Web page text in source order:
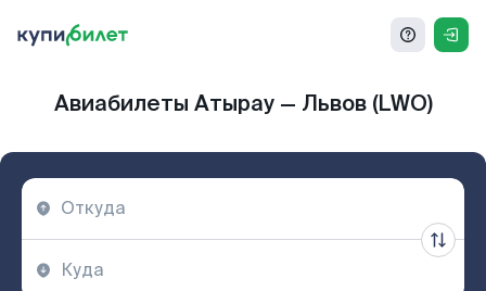
Авиабилеты Атырау — Львов (LWO)